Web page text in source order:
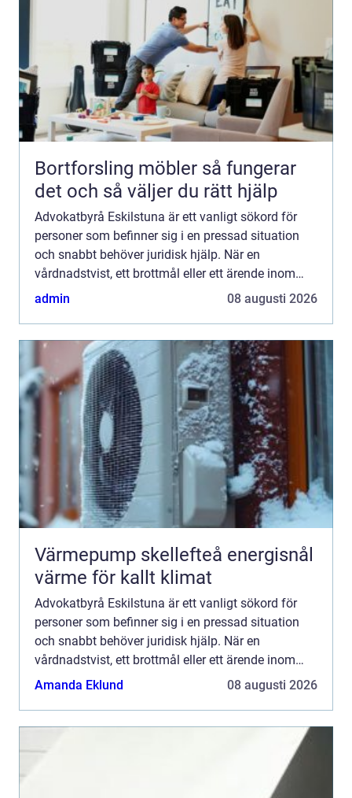
Bortforsling möbler så fungerar
det och så väljer du rätt hjälp
Advokatbyrå Eskilstuna är ett vanligt sökord för
personer som befinner sig i en pressad situation
och snabbt behöver juridisk hjälp. När en
vårdnadstvist, ett brottmål eller ett ärende inom
socialr...
admin 08 augusti 2026
Värmepump skellefteå energisnål
värme för kallt klimat
Advokatbyrå Eskilstuna är ett vanligt sökord för
personer som befinner sig i en pressad situation
och snabbt behöver juridisk hjälp. När en
vårdnadstvist, ett brottmål eller ett ärende inom
socialr...
Amanda Eklund 08 augusti 2026